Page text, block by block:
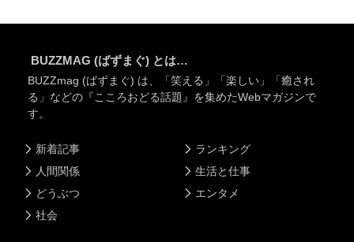
BUZZMAG (ばずまぐ) とは…
BUZZmag (ばずまぐ) は、「笑える」「楽しい」「癒され
る」などの『こころおどる話題』を集めたWebマガジンで
す。
新着記事
人間関係
どうぶつ
社会
ランキング
生活と仕事
エンタメ